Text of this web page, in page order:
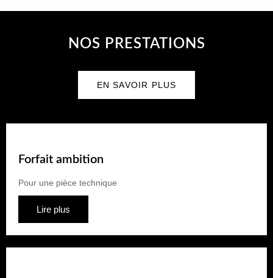
NOS PRESTATIONS
EN SAVOIR PLUS
Forfait ambition
Pour une pièce technique
Lire plus